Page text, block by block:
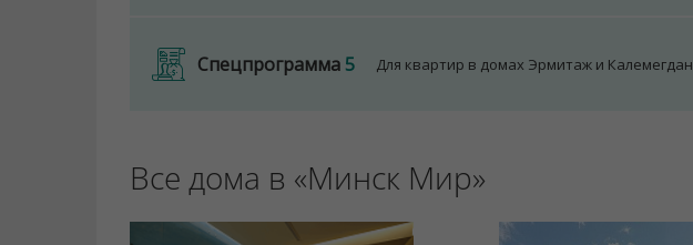
Спецпрограмма5 Для квартир в домах Эрмитаж и Калемегдан
Все дома в «Минск Мир»